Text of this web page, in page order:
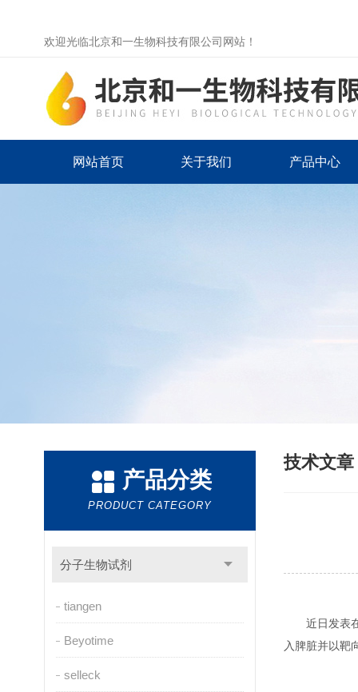
欢迎光临北京和一生物科技有限公司网站！
网站首页 关于我们 产品中心
产品分类
PRODUCT CATEGORY
分子生物试剂
tiangen
Beyotime
selleck
技术文章
近日发表
入脾脏并以靶